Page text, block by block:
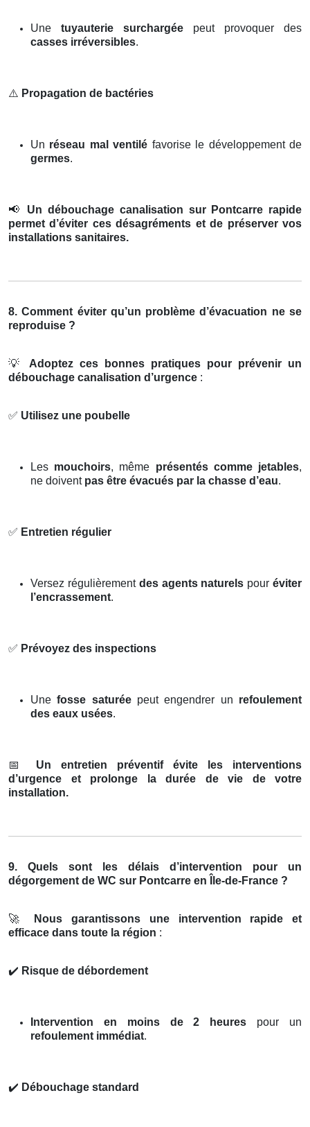
Une tuyauterie surchargée peut provoquer des
casses irréversibles.
⚠️ Propagation de bactéries
Un réseau mal ventilé favorise le développement de
germes.
📢
Un débouchage canalisation sur Pontcarre rapide
permet d’éviter ces désagréments et de préserver vos
installations sanitaires.
8. Comment éviter qu’un problème d’évacuation ne se
reproduise ?
💡
Adoptez ces bonnes pratiques pour prévenir un
débouchage canalisation d’urgence :
✅ Utilisez une poubelle
Les mouchoirs, même présentés comme jetables,
ne doivent pas être évacués par la chasse d’eau.
✅ Entretien régulier
Versez régulièrement des agents naturels pouréviter
l’encrassement.
✅ Prévoyez des inspections
Unefosse saturéepeut engendrer un refoulement
des eaux usées.
📅
Un entretien préventif évite les interventions
d’urgence et prolonge la durée de vie de votre
installation.
9. Quels sont les délais d’intervention pour un
dégorgement de WC sur Pontcarre en Île-de-France ?
🚀
Nous garantissons une intervention rapide et
efficace dans toute la région :
✔️ Risque de débordement
Intervention en moins de 2 heures pour un
refoulement immédiat.
✔️ Débouchage standard